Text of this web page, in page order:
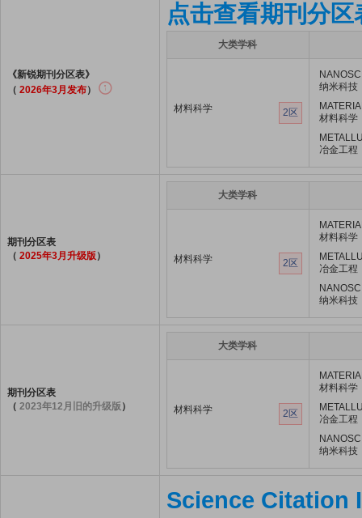
《新锐期刊分区表》
（ 2026年3月发布）
点击查看期刊分区
大类学科
材料科学 2区
纳米科技
材料科学
冶金工程
期刊分区表
（ 2025年3月升级版）
大类学科
材料科学 2区
材料科学
冶金工程
纳米科技
期刊分区表
（ 2023年12月旧的升级版 ）
大类学科
材料科学 2区
材料科学
冶金工程
纳米科技
Science Citation